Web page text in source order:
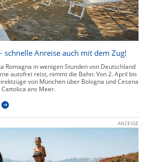
schnelle Anreise auch mit dem Zug!
Romagna in wenigen Stunden von Deutschland
autofrei reist, nimmt die Bahn: Von 2. April bis
von München über Bologna und Cesena
Cattolica ans Meer.
ANZEIGE